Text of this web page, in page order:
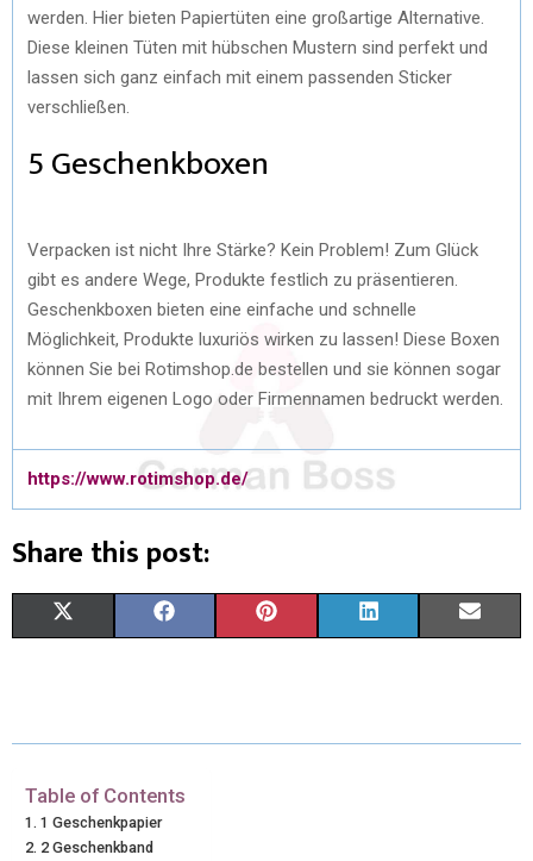
werden. Hier bieten Papiertüten eine großartige Alternative.
Diese kleinen Tüten mit hübschen Mustern sind perfekt und
lassen sich ganz einfach mit einem passenden Sticker
verschließen.
5 Geschenkboxen
Verpacken ist nicht Ihre Stärke? Kein Problem! Zum Glück
gibt es andere Wege, Produkte festlich zu präsentieren.
Geschenkboxen bieten eine einfache und schnelle
Möglichkeit, Produkte luxuriös wirken zu lassen! Diese Boxen
können Sie bei Rotimshop.de bestellen und sie können sogar
mit Ihrem eigenen Logo oder Firmennamen bedruckt werden.
https://www.rotimshop.de/
Share this post:
W
T
E T K I
Table of Contents
1 Geschenkpapier
2 Geschenkband